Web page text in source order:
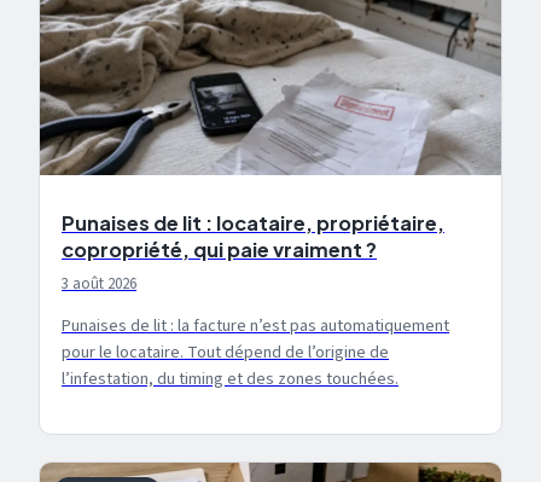
Punaises de lit : locataire, propriétaire,
copropriété, qui paie vraiment ?
3 août 2026
Punaises de lit : la facture n’est pas automatiquement
pour le locataire. Tout dépend de l’origine de
l’infestation, du timing et des zones touchées.